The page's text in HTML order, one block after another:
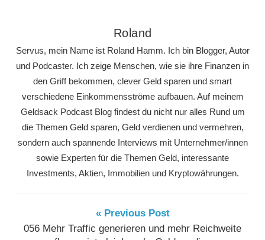
Roland
Servus, mein Name ist Roland Hamm. Ich bin Blogger, Autor
und Podcaster. Ich zeige Menschen, wie sie ihre Finanzen in
den Griff bekommen, clever Geld sparen und smart
verschiedene Einkommensströme aufbauen. Auf meinem
Geldsack Podcast Blog findest du nicht nur alles Rund um
die Themen Geld sparen, Geld verdienen und vermehren,
sondern auch spannende Interviews mit Unternehmer/innen
sowie Experten für die Themen Geld, interessante
Investments, Aktien, Immobilien und Kryptowährungen.
« Previous Post
056 Mehr Traffic generieren und mehr Reichweite